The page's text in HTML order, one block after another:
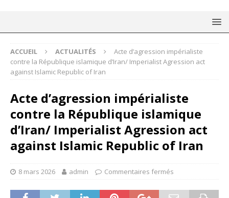
ACCUEIL ACTUALITÉS
Acte d’agression impérialiste
contre la République islamique d’Iran/ Imperialist Agression act
against Islamic Republic of Iran
Acte d’agression impérialiste
contre la République islamique
d’Iran/ Imperialist Agression act
against Islamic Republic of Iran
8 mars 2026 admin Commentaires fermés